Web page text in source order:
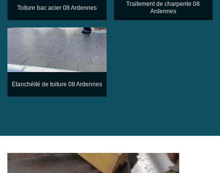
Toiture bac acier 08 Ardennes
Traitement de charpente 08
Ardennes
Etanchéité de toiture 08 Ardennes